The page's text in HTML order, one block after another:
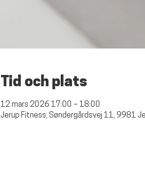
Tid och plats
12 mars 2026 17:00 – 18:00
Jerup Fitness, Søndergårdsvej 11, 9981